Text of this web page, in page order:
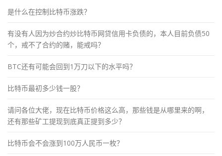
是什么在控制比特币涨跌？
有没有人因为炒合约炒比特币网贷信用卡负债的，本人目前负债50
个，戒不了合约的赌，能戒吗？
BTC还有可能会回到1万刀以下的水平吗？
比特币最初多少钱一股？
请问各位大佬，现在比特币价格这么高，那些钱是从哪里来的啊，
还有那些矿工提现到底真正提到多少？
比特币会不会涨到100万人民币一枚？